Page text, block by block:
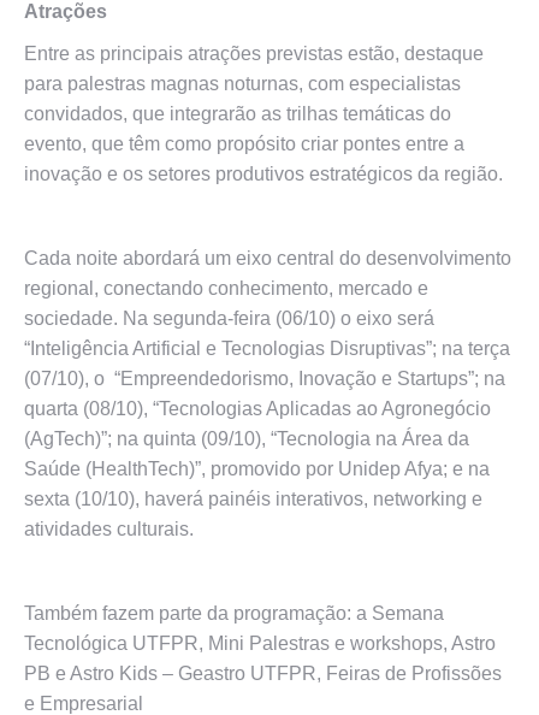
Atrações
Entre as principais atrações previstas estão, destaque
para palestras magnas noturnas, com especialistas
convidados, que integrarão as trilhas temáticas do
evento, que têm como propósito criar pontes entre a
inovação e os setores produtivos estratégicos da região.
Cada noite abordará um eixo central do desenvolvimento
regional, conectando conhecimento, mercado e
sociedade. Na segunda-feira (06/10) o eixo será
“Inteligência Artificial e Tecnologias Disruptivas”; na terça
(07/10), o “Empreendedorismo, Inovação e Startups”; na
quarta (08/10), “Tecnologias Aplicadas ao Agronegócio
(AgTech)”; na quinta (09/10), “Tecnologia na Área da
Saúde (HealthTech)”, promovido por Unidep Afya; e na
sexta (10/10), haverá painéis interativos, networking e
atividades culturais.
Também fazem parte da programação: a Semana
Tecnológica UTFPR, Mini Palestras e workshops, Astro
PB e Astro Kids – Geastro UTFPR, Feiras de Profissões
e Empresarial